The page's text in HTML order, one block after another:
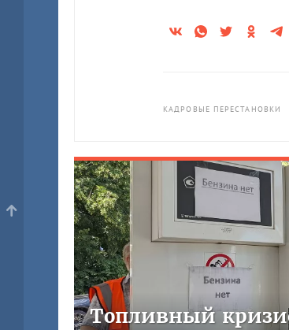
КАДРОВЫЕ ПЕРЕСТАНОВКИ
Топливный